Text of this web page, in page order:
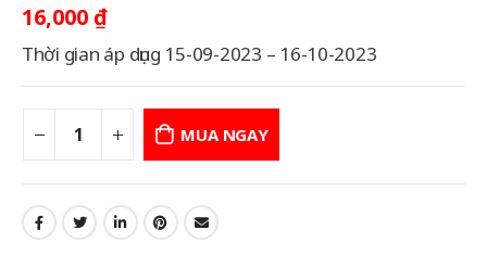
16,000 ₫
Thời gian áp dụng 15-09-2023 – 16-10-2023
MUA NGAY